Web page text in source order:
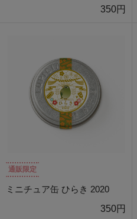
350円
通販限定
ミニチュア缶 ひらき 2020
350円